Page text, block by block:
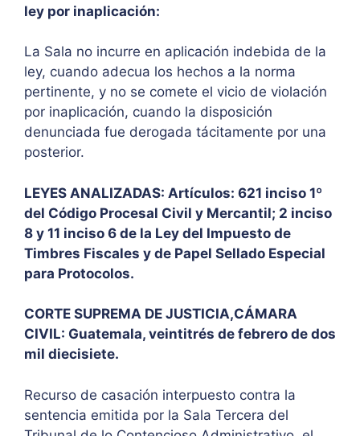
ley por inaplicación:
La Sala no incurre en aplicación indebida de la
ley, cuando adecua los hechos a la norma
pertinente, y no se comete el vicio de violación
por inaplicación, cuando la disposición
denunciada fue derogada tácitamente por una
posterior.
LEYES ANALIZADAS: Artículos: 621 inciso 1º
del Código Procesal Civil y Mercantil; 2 inciso
8 y 11 inciso 6 de la Ley del Impuesto de
Timbres Fiscales y de Papel Sellado Especial
para Protocolos.
CORTE SUPREMA DE JUSTICIA,CÁMARA
CIVIL: Guatemala, veintitrés de febrero de dos
mil diecisiete.
Recurso de casación interpuesto contra la
sentencia emitida por la Sala Tercera del